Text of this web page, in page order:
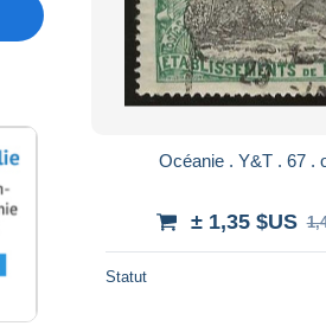
± 1,35 $US
Statut